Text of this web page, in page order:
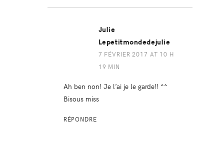
Julie
Lepetitmondedejulie
7 FÉVRIER 2017 AT 10 H
19 MIN
Ah ben non! Je l’ai je le garde!! ^^
Bisous miss
RÉPONDRE